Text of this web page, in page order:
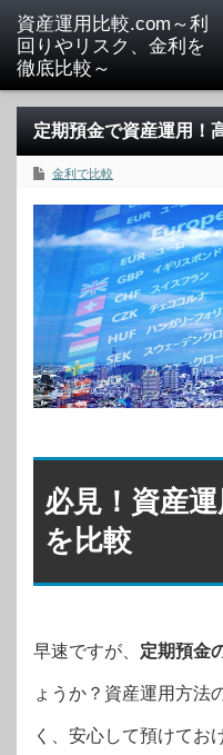
定期預金で資産運用！
金利で比較
必見！資産
を比較
早速ですが、 定期預金
ょうか？資産運用方法
く、安心して預けてお